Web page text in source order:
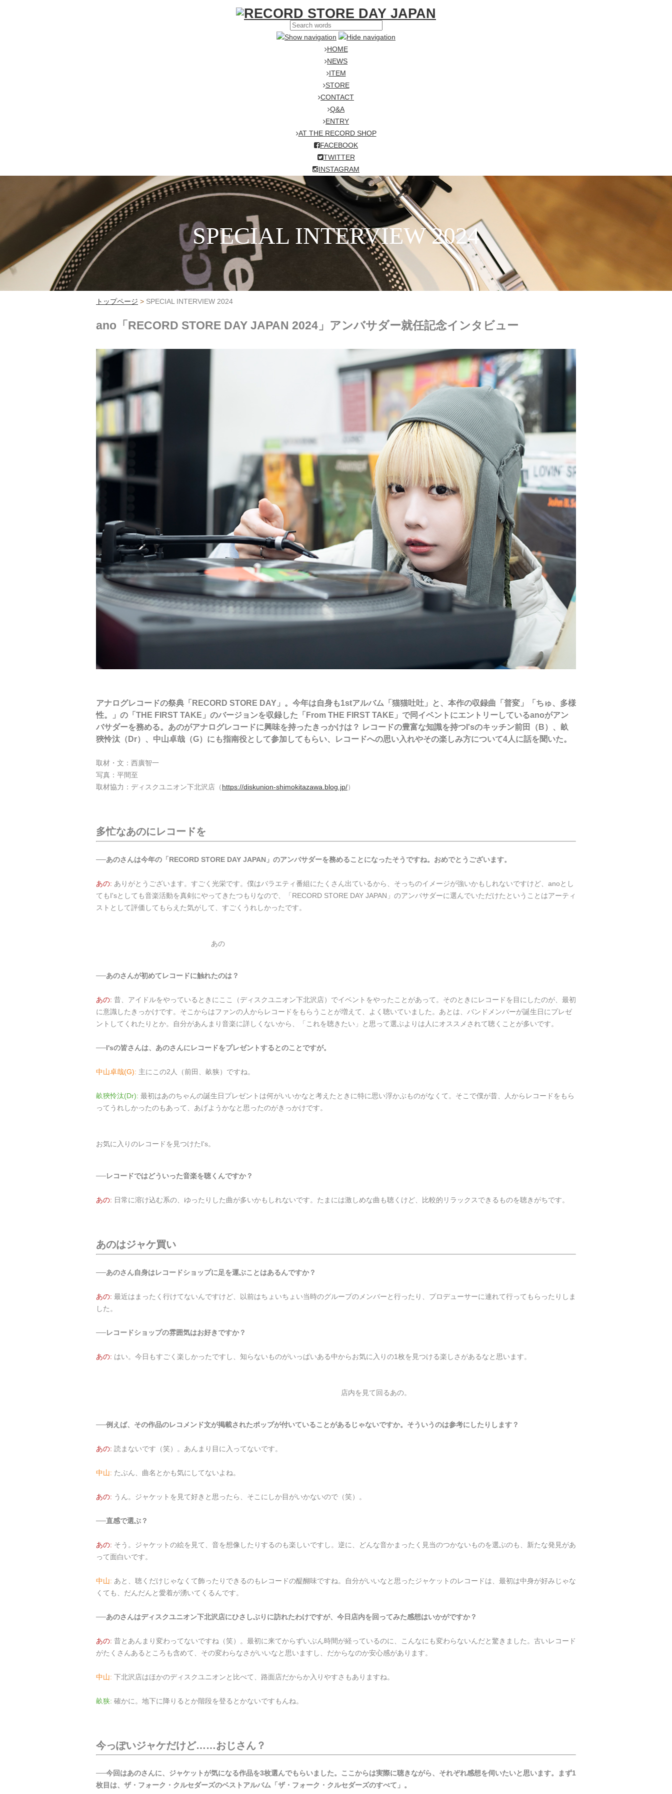
HOME
NEWS
ITEM
STORE
CONTACT
Q&A
ENTRY
AT THE RECORD SHOP
FACEBOOK
TWITTER
INSTAGRAM
SPECIAL INTERVIEW 2024
トップページ > SPECIAL INTERVIEW 2024
ano「RECORD STORE DAY JAPAN 2024」アンバサダー就任記念インタビュー
アナログレコードの祭典「RECORD STORE DAY」。今年は自身も1stアルバム「猫猫吐吐」と、本作の収録曲「普変」「ちゅ、多様
性。」の「THE FIRST TAKE」のバージョンを収録した「From THE FIRST TAKE」で同イベントにエントリーしているanoがアン
バサダーを務める。あのがアナログレコードに興味を持ったきっかけは？ レコードの豊富な知識を持つI'sのキッチン前田（B）、畝
狹怜汰（Dr）、中山卓哉（G）にも指南役として参加してもらい、レコードへの思い入れやその楽しみ方について4人に話を聞いた。
取材・文：西廣智一
写真：平間至
取材協力：ディスクユニオン下北沢店（ https://diskunion-shimokitazawa.blog.jp/）
多忙なあのにレコードを
──あのさんは今年の「RECORD STORE DAY JAPAN」のアンバサダーを務めることになったそうですね。おめでとうございます。
あの: ありがとうございます。すごく光栄です。僕はバラエティ番組にたくさん出ているから、そっちのイメージが強いかもしれないですけど、anoとし
てもI'sとしても音楽活動を真剣にやってきたつもりなので、「RECORD STORE DAY JAPAN」のアンバサダーに選んでいただけたということはアーティ
ストとして評価してもらえた気がして、すごくうれしかったです。
あの
──あのさんが初めてレコードに触れたのは？
あの: 昔、アイドルをやっているときにここ（ディスクユニオン下北沢店）でイベントをやったことがあって。そのときにレコードを目にしたのが、最初
に意識したきっかけです。そこからはファンの人からレコードをもらうことが増えて、よく聴いていました。あとは、バンドメンバーが誕生日にプレゼ
ントしてくれたりとか。自分があんまり音楽に詳しくないから、「これを聴きたい」と思って選ぶよりは人にオススメされて聴くことが多いです。
──I'sの皆さんは、あのさんにレコードをプレゼントするとのことですが。
中山卓哉(G): 主にこの2人（前田、畝狭）ですね。
畝狹怜汰(Dr): 最初はあのちゃんの誕生日プレゼントは何がいいかなと考えたときに特に思い浮かぶものがなくて。そこで僕が昔、人からレコードをもら
ってうれしかったのもあって、あげようかなと思ったのがきっかけです。
お気に入りのレコードを見つけたI's。
──レコードではどういった音楽を聴くんですか？
あの: 日常に溶け込む系の、ゆったりした曲が多いかもしれないです。たまには激しめな曲も聴くけど、比較的リラックスできるものを聴きがちです。
あのはジャケ買い
──あのさん自身はレコードショップに足を運ぶことはあるんですか？
あの: 最近はまったく行けてないんですけど、以前はちょいちょい当時のグループのメンバーと行ったり、プロデューサーに連れて行ってもらったりしま
した。
──レコードショップの雰囲気はお好きですか？
あの: はい。今日もすごく楽しかったですし、知らないものがいっぱいある中からお気に入りの1枚を見つける楽しさがあるなと思います。
店内を見て回るあの。
──例えば、その作品のレコメンド文が掲載されたポップが付いていることがあるじゃないですか。そういうのは参考にしたりします？
あの: 読まないです（笑）。あんまり目に入ってないです。
中山: たぶん、曲名とかも気にしてないよね。
あの: うん。ジャケットを見て好きと思ったら、そこにしか目がいかないので（笑）。
──直感で選ぶ？
あの: そう。ジャケットの絵を見て、音を想像したりするのも楽しいですし。逆に、どんな音かまったく見当のつかないものを選ぶのも、新たな発見があ
って面白いです。
中山: あと、聴くだけじゃなくて飾ったりできるのもレコードの醍醐味ですね。自分がいいなと思ったジャケットのレコードは、最初は中身が好みじゃな
くても、だんだんと愛着が湧いてくるんです。
──あのさんはディスクユニオン下北沢店にひさしぶりに訪れたわけですが、今日店内を回ってみた感想はいかがですか？
あの: 昔とあんまり変わってないですね（笑）。最初に来てからずいぶん時間が経っているのに、こんなにも変わらないんだと驚きました。古いレコード
がたくさんあるところも含めて、その変わらなさがいいなと思いますし、だからなのか安心感があります。
中山: 下北沢店はほかのディスクユニオンと比べて、路面店だからか入りやすさもありますね。
畝狭: 確かに。地下に降りるとか階段を登るとかないですもんね。
今っぽいジャケだけど……おじさん？
──今回はあのさんに、ジャケットが気になる作品を3枚選んでもらいました。ここからは実際に聴きながら、それぞれ感想を伺いたいと思います。まず1
枚目は、ザ・フォーク・クルセダーズのベストアルバム「ザ・フォーク・クルセダーズのすべて」。